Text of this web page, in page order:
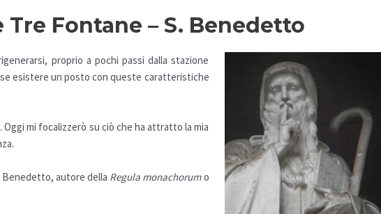
Fontane – S. Benedetto
proprio a pochi passi dalla stazione
esistere un posto con queste caratteristiche
mi focalizzerò su ciò che ha attratto la mia
.
Benedetto, autore della Regula monachorumo